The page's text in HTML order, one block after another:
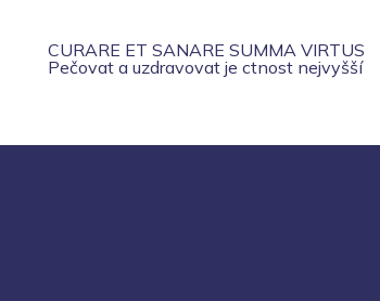
CURARE ET SANARE SUMMA VIRTUS
Pečovat a uzdravovat je ctnost nejvyšší